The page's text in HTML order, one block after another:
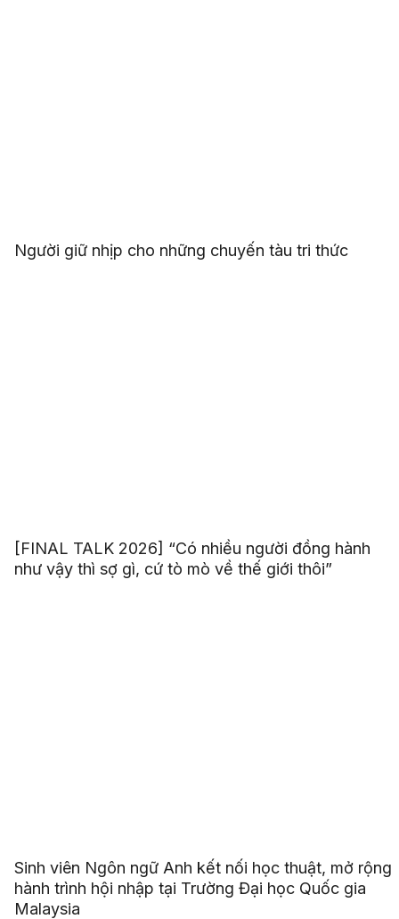
Người giữ nhịp cho những chuyến tàu tri thức
[FINAL TALK 2026] “Có nhiều người đồng hành
như vậy thì sợ gì, cứ tò mò về thế giới thôi”
Sinh viên Ngôn ngữ Anh kết nối học thuật, mở rộng
hành trình hội nhập tại Trường Đại học Quốc gia
Malaysia